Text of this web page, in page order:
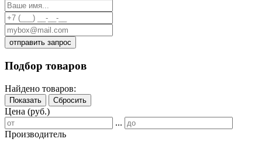
отправить запрос
Подбор товаров
Найдено товаров:
Показать Сбросить
Цена (руб.)
...
Производитель